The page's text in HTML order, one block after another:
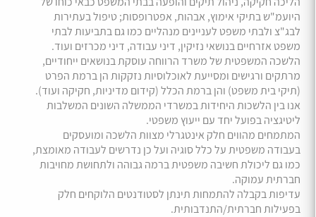
היועמ"ש בתיקי אימוץ, אבהות, אפטרופסות; טיפול בעתירות
לבג"צ ולבתי משפט לעניינים מנהליים כמו גם בתביעות לבתי
משפט אזרחיים בנושאי נזיקין, דיני עבודה, דיני מכרזים ועוד.
הלשכה המשפטית של משרד הרווחה עוסקת בנושאים ייחודיים,
מרתקים ורגישים ומסייעת לאוכלוסיות נזקקות הן ברמת הפרט
(תיקי בית משפט) והן ברמת הכלל (קידום מדיניות, חקיקה ועוד).
אנו בין הלשכות היחידות במשרדי הממשלה השונים המשלבות
ליטיגציה בפועל יחד עם ייעוץ משפטי.
המתמחים מהווים חלק אינטגרלי מצוות הלשכה ומועסקים
בעבודה משפטית על כלל סוגיה ועל כן נדרשים לעבודה מאומצת,
כמו גם ליכולת חשיבה משפטית ברמה גבוהה ולתחושת מחויבות
חברתית עמוקה.
עדיפות בקבלה להתמחות תינתן לסטודנטים הלוקחים חלק
בפעילות חברתית/התנדבותית.